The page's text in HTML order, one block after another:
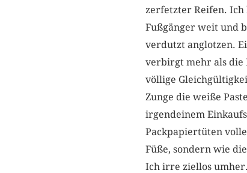
zerfetzter Reifen. Ich
Fußgänger weit und
verdutzt anglotzen.
verbirgt mehr als die
völlige
Zunge die weiße
irgendeinem
Packpapiertüten
Füße, sondern wie
Ich irre ziellos